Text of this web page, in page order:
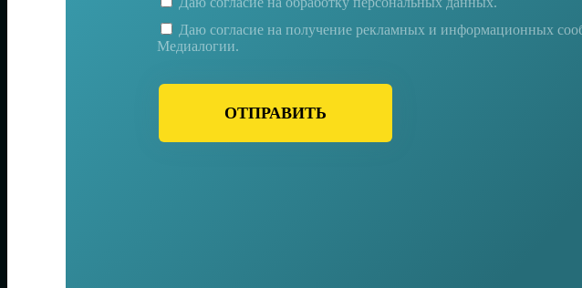
ОТПРАВИТЬ
Даю согласие на получение рекламных и информационных
Медиалогии.